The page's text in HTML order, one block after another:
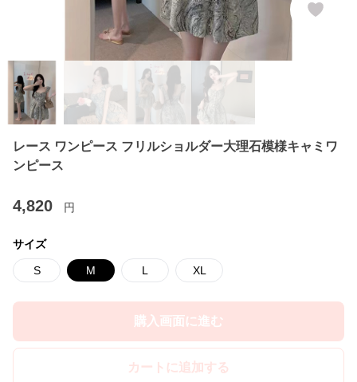
レース ワンピース フリルショルダー大理石模様キャミワ
ンピース
4,820 円
サイズ
S M L XL
購入画面に進む
カートに追加する